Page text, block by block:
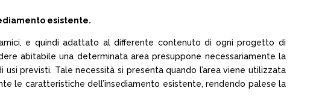
esistente.
e quindi adattato al differente contenuto di ogni progetto di
abitabile una determinata area presuppone necessariamente la
previsti. Tale necessità si presenta quando l’area viene utilizzata
le caratteristiche dell’insediamento esistente, rendendo palese la